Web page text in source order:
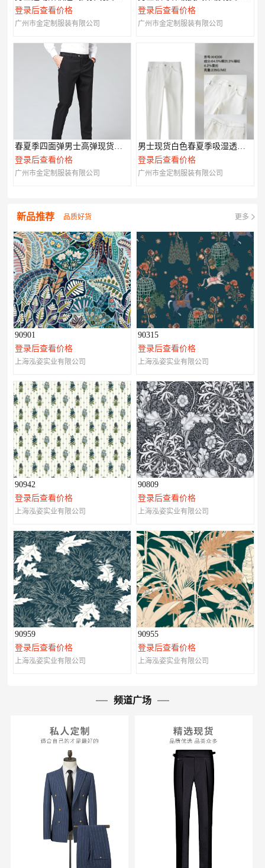
登录后查看价格
广州市金定制服装有限公司
登录后查看价格
广州市金定制服装有限公司
春夏季四面弹男士高弹现货休闲裤002
登录后查看价格
广州市金定制服装有限公司
男士现货白色春夏季吸湿透气现货006
登录后查看价格
广州市金定制服装有限公司
新品推荐 品质好货 更多
90901
登录后查看价格
上海泓姿实业有限公司
90315
登录后查看价格
上海泓姿实业有限公司
90942
登录后查看价格
上海泓姿实业有限公司
90809
登录后查看价格
上海泓姿实业有限公司
90959
登录后查看价格
上海泓姿实业有限公司
90955
登录后查看价格
上海泓姿实业有限公司
频道广场